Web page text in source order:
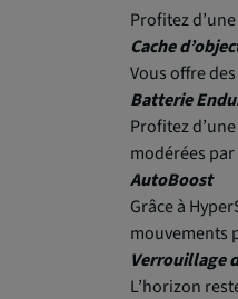
Profitez
Cache
Vous offre
Batterie
Profitez
modérées
AutoBoost
Grâce à
mouvements
Verrouillage
L’horizon